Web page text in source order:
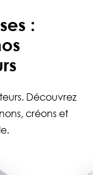
:
Découvrez
créons et